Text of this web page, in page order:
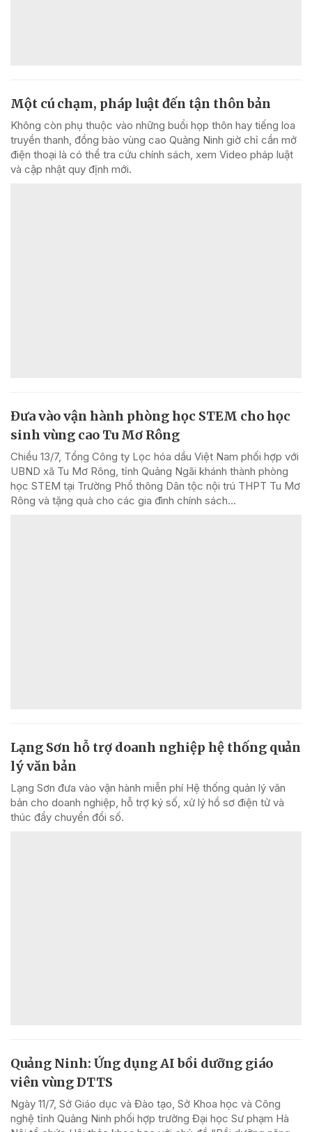
Một cú chạm, pháp luật đến tận thôn bản
Không còn phụ thuộc vào những buổi họp thôn hay tiếng loa
truyền thanh, đồng bào vùng cao Quảng Ninh giờ chỉ cần mở
điện thoại là có thể tra cứu chính sách, xem Video pháp luật
và cập nhật quy định mới.
Đưa vào vận hành phòng học STEM cho học
sinh vùng cao Tu Mơ Rông
Chiều 13/7, Tổng Công ty Lọc hóa dầu Việt Nam phối hợp với
UBND xã Tu Mơ Rông, tỉnh Quảng Ngãi khánh thành phòng
học STEM tại Trường Phổ thông Dân tộc nội trú THPT Tu Mơ
Rông và tặng quà cho các gia đình chính sách...
Lạng Sơn hỗ trợ doanh nghiệp hệ thống quản
lý văn bản
Lạng Sơn đưa vào vận hành miễn phí Hệ thống quản lý văn
bản cho doanh nghiệp, hỗ trợ ký số, xử lý hồ sơ điện tử và
thúc đẩy chuyển đổi số.
Quảng Ninh: Ứng dụng AI bồi dưỡng giáo
viên vùng DTTS
Ngày 11/7, Sở Giáo dục và Đào tạo, Sở Khoa học và Công
nghệ tỉnh Quảng Ninh phối hợp trường Đại học Sư phạm Hà